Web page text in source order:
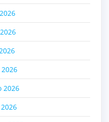
2026